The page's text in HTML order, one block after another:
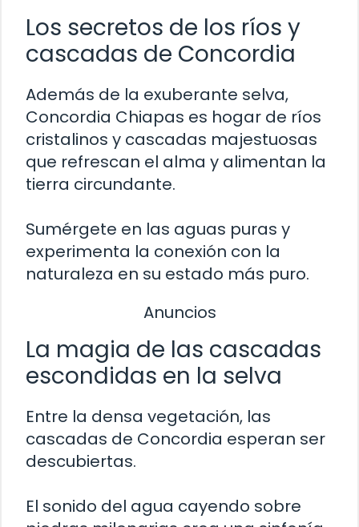
Los secretos de los ríos y
cascadas de Concordia
Además de la exuberante selva,
Concordia Chiapas es hogar de ríos
cristalinos y cascadas majestuosas
que refrescan el alma y alimentan la
tierra circundante.
Sumérgete en las aguas puras y
experimenta la conexión con la
naturaleza en su estado más puro.
Anuncios
La magia de las cascadas
escondidas en la selva
Entre la densa vegetación, las
cascadas de Concordia esperan ser
descubiertas.
El sonido del agua cayendo sobre